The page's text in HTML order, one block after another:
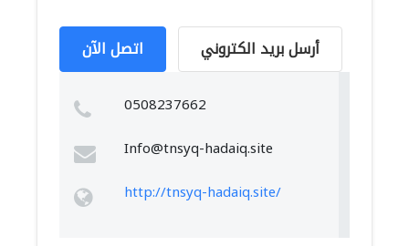
اتصل الآن أرسل بريد الكتروني
0508237662
Info@tnsyq-hadaiq.site
http://tnsyq-hadaiq.site/